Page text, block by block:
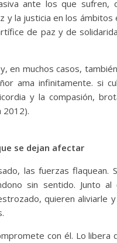
ante los que sufren,
la justicia en los ámbitos
de paz y de
en muchos casos,
ama infinitamente. si
y la compasión,
2012).
se dejan afectar
las fuerzas flaquean.
sin sentido. Junto al
quieren aliviarle
con él. Lo